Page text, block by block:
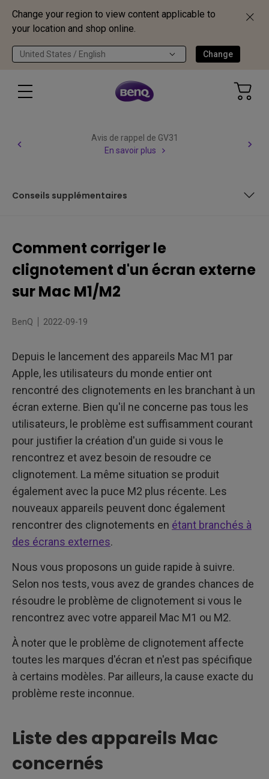
Change your region to view content applicable to
your location and shop online.
United States / English Change
Avis de rappel de GV31
En savoir plus
Conseils supplémentaires
Les trois premières étapes
Conseils supplémentaires
Comment corriger le
clignotement d'un écran externe
sur Mac M1/M2
BenQ 2022-09-19
Depuis le lancement des appareils Mac M1 par
Apple, les utilisateurs du monde entier ont
rencontré des clignotements en les branchant à un
écran externe. Bien qu'il ne concerne pas tous les
utilisateurs, le problème est suffisamment courant
pour justifier la création d'un guide si vous le
rencontrez et avez besoin de resoudre ce
clignotement. La même situation se produit
également avec la puce M2 plus récente. Les
nouveaux appareils peuvent donc également
rencontrer des clignotements en étant branchés à
des écrans externes.
Nous vous proposons un guide rapide à suivre.
Selon nos tests, vous avez de grandes chances de
résoudre le problème de clignotement si vous le
rencontrez avec votre appareil Mac M1 ou M2.
À noter que le problème de clignotement affecte
toutes les marques d'écran et n'est pas spécifique
à certains modèles. Par ailleurs, la cause exacte du
problème reste inconnue.
Liste des appareils Mac
concernés